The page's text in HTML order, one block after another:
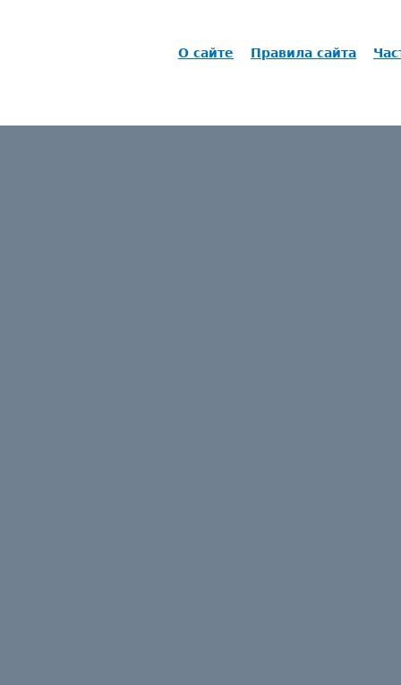
О сайте Правила сайта